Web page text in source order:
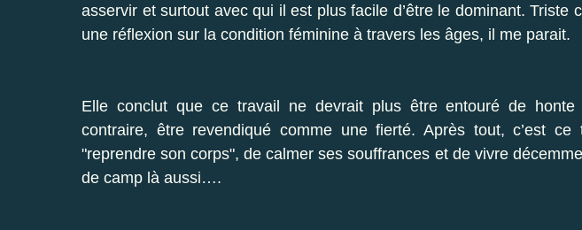
asservir et surtout avec qui il est plus facile d’être le dominant. Triste
une réflexion sur la condition féminine à travers les âges, il me parait.
Elle conclut que ce travail ne devrait plus être entouré de
contraire, être revendiqué comme une fierté. Après tout, c’est
"reprendre son corps", de calmer ses souffrances et de vivre
de camp là aussi….